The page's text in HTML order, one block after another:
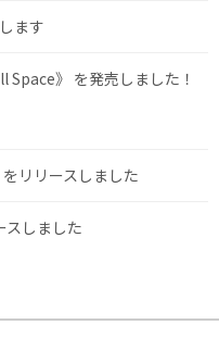
ます
Space》 を発売しました！
リリースしました
スしました